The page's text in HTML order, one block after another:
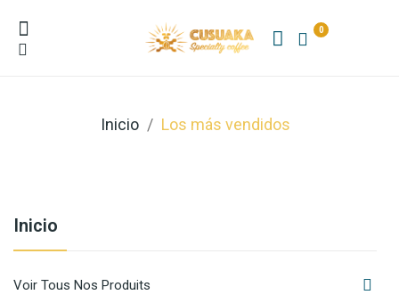
0
Inicio Los más vendidos
Inicio
Voir Tous Nos Produits 